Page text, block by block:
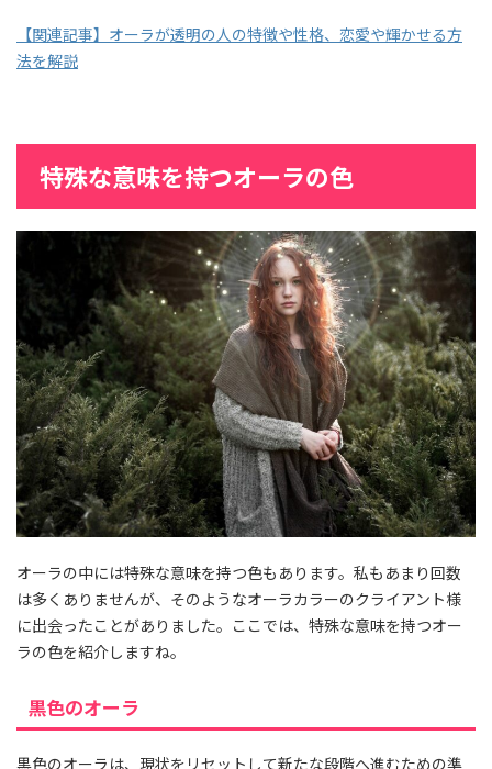
【関連記事】オーラが透明の人の特徴や性格、恋愛や輝かせる方
法を解説
特殊な意味を持つオーラの色
オーラの中には特殊な意味を持つ色もあります。私もあまり回数
は多くありませんが、そのようなオーラカラーのクライアント様
に出会ったことがありました。ここでは、特殊な意味を持つオー
ラの色を紹介しますね。
黒色のオーラ
黒色のオーラは、現状をリセットして新たな段階へ進むための準